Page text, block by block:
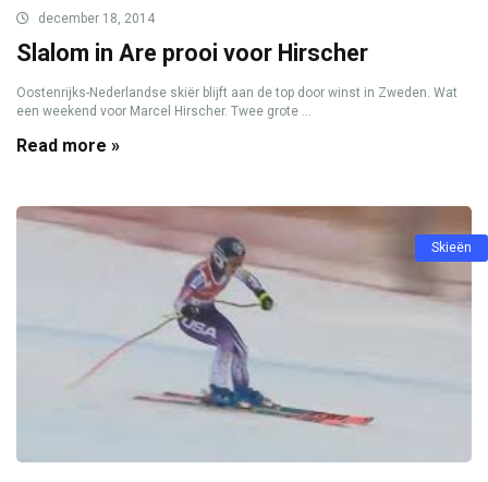
december 18, 2014
Slalom in Are prooi voor Hirscher
Oostenrijks-Nederlandse skiër blijft aan de top door winst in Zweden. Wat
een weekend voor Marcel Hirscher. Twee grote ...
Read more »
Skieën